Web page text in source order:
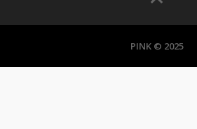
PINK © 2025